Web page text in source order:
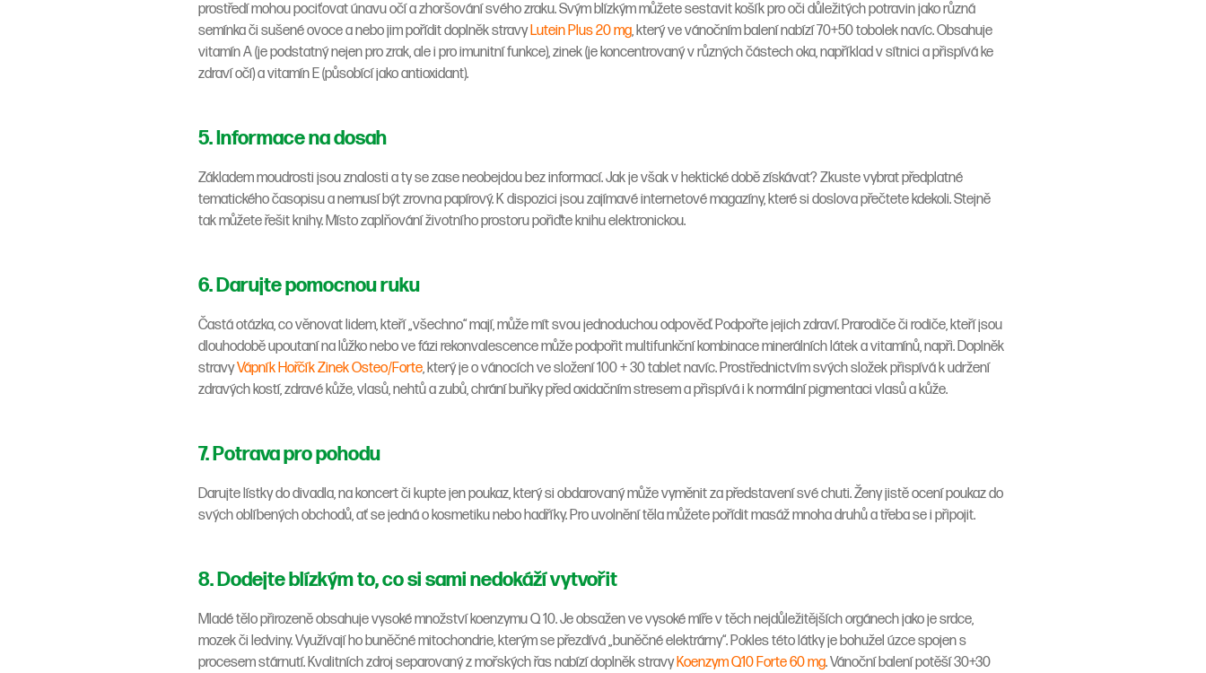
prostředí mohou pociťovat únavu očí a zhoršování svého zraku. Svým blízkým můžete sestavit košík pro oči důležitých potravin jako různá
semínka či sušené ovoce a nebo jim pořídit doplněk stravyLutein Plus 20 mg, který ve vánočním balení nabízí 70+50 tobolek navíc. Obsahuje
vitamín A (je podstatný nejen pro zrak, ale i pro imunitní funkce), zinek (je koncentrovaný v různých částech oka, například v sítnici a přispívá ke
zdraví očí) a vitamín E (působící jako antioxidant).
5. Informace na dosah
Základem moudrosti jsou znalosti a ty se zase neobejdou bez informací. Jak je však v hektické době získávat? Zkuste vybrat předplatné
tematického časopisu a nemusí být zrovna papírový. K dispozici jsou zajímavé internetové magazíny, které si doslova přečtete kdekoli. Stejně
tak můžete řešit knihy. Místo zaplňování životního prostoru pořiďte knihu elektronickou.
6. Darujte pomocnou ruku
Častá otázka, co věnovat lidem, kteří „všechno“ mají, může mít svou jednoduchou odpověď. Podpořte jejich zdraví. Prarodiče či rodiče, kteří jsou
dlouhodobě upoutaní na lůžko nebo ve fázi rekonvalescence může podpořit multifunkční kombinace minerálních látek a vitamínů, napři. Doplněk
stravyVápník Hořčík Zinek Osteo/Forte, který je o vánocích ve složení 100 + 30 tablet navíc. Prostřednictvím svých složek přispívá k udržení
zdravých kostí, zdravé kůže, vlasů, nehtů a zubů, chrání buňky před oxidačním stresem a přispívá i k normální pigmentaci vlasů a kůže.
7. Potrava pro pohodu
Darujte lístky do divadla, na koncert či kupte jen poukaz, který si obdarovaný může vyměnit za představení své chuti. Ženy jistě ocení poukaz do
svých oblíbených obchodů, ať se jedná o kosmetiku nebo hadříky. Pro uvolnění těla můžete pořídit masáž mnoha druhů a třeba se i připojit.
8. Dodejte blízkým to, co si sami nedokáží vytvořit
Mladé tělo přirozeně obsahuje vysoké množství koenzymu Q 10. Je obsažen ve vysoké míře v těch nejdůležitějších orgánech jako je srdce,
mozek či ledviny. Využívají ho buněčné mitochondrie, kterým se přezdívá „buněčné elektrárny“. Pokles této látky je bohužel úzce spojen s
procesem stárnutí. Kvalitních zdroj separovaný z mořských řas nabízí doplněk stravyKoenzym Q10 Forte 60 mg. Vánoční balení potěší 30+30